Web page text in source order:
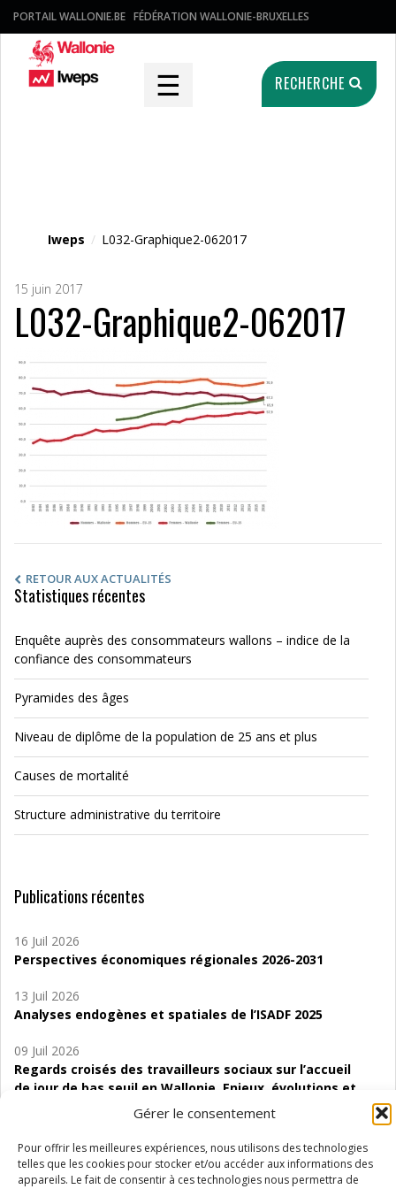
Gérer le consentement
Pour offrir les meilleures expériences, nous utilisons des technologies
telles que les cookies pour stocker et/ou accéder aux informations des
appareils. Le fait de consentir à ces technologies nous permettra de
PORTAIL WALLONIE.BE FÉDÉRATION WALLONIE-BRUXELLES
☰ RECHERCHE
Iweps / L032-Graphique2-062017
15 juin 2017
L032-Graphique2-062017
RETOUR AUX ACTUALITÉS
Statistiques récentes
Enquête auprès des consommateurs wallons – indice de la
confiance des consommateurs
Pyramides des âges
Niveau de diplôme de la population de 25 ans et plus
Causes de mortalité
Structure administrative du territoire
Publications récentes
16 Juil 2026
Perspectives économiques régionales 2026-2031
13 Juil 2026
Analyses endogènes et spatiales de l’ISADF 2025
09 Juil 2026
Regards croisés des travailleurs sociaux sur l’accueil
de jour de bas seuil en Wallonie. Enjeux, évolutions et
06 Juil 2026
Étude d’évaluabilité des Structures
d’accompagnement à l’autocréation d’emploi (SAACE)